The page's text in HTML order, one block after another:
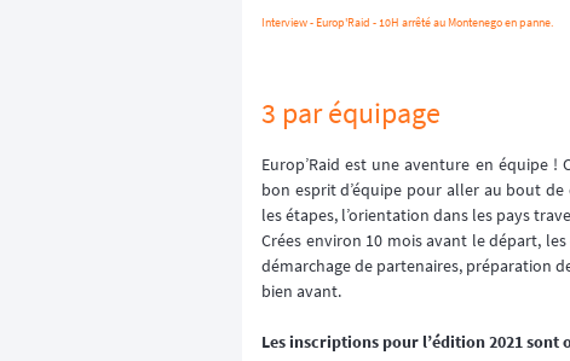
Interview - Europ'Raid - 10H arrêté au Montenego en panne.
3 par équipage
Europ’Raid est une aventure en équipe
bon esprit d’équipe pour aller au bout
les étapes, l’orientation dans les pays
Crées environ 10 mois avant le départ,
démarchage de partenaires, préparation
bien avant.
Les inscriptions pour l’édition 2021 sont